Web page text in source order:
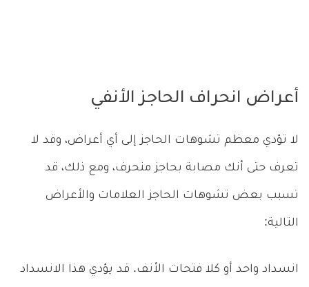
أعراض انحراف الحاجز الأنفي
لا تؤدي معظم تشوهات الحاجز إلى أي أعراض، وقد لا
تعرف حتى أنك مصابة بحاجز منحرف، ومع ذلك، قد
تسبب بعض تشوهات الحاجز العلامات والأعراض
التالية:
انسداد واحد أو كلا فتحات الأنف. قد يؤدي هذا الانسداد